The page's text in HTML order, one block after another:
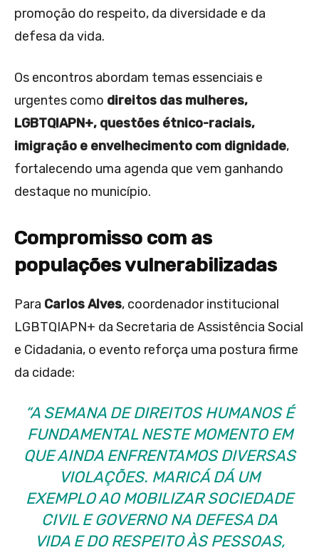
promoção do respeito, da diversidade e da
defesa da vida.
Os encontros abordam temas essenciais e
urgentes como direitos das mulheres,
LGBTQIAPN+, questões étnico-raciais,
imigração e envelhecimento com dignidade,
fortalecendo uma agenda que vem ganhando
destaque no município.
Compromisso com as
populações vulnerabilizadas
Para Carlos Alves, coordenador institucional
LGBTQIAPN+ da Secretaria de Assistência Social
e Cidadania, o evento reforça uma postura firme
da cidade:
“A SEMANA DE DIREITOS HUMANOS É
FUNDAMENTAL NESTE MOMENTO EM
QUE AINDA ENFRENTAMOS DIVERSAS
VIOLAÇÕES. MARICÁ DÁ UM
EXEMPLO AO MOBILIZAR SOCIEDADE
CIVIL E GOVERNO NA DEFESA DA
VIDA E DO RESPEITO ÀS PESSOAS,